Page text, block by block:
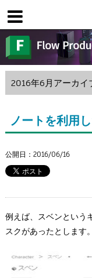
体験版で始める
About us | フ
ムービー
アニメ
教育機関・
2016年6月アーカイ
ノートを利用
公開日：2016/06/16
例えば、スベンという
スクがあったとします。